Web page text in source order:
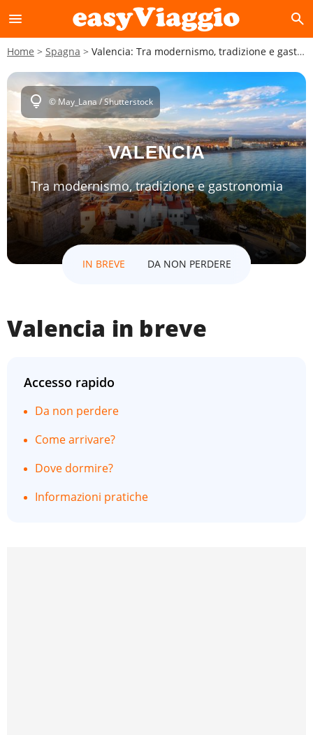
menu search
Home Spagna Valencia: Tra modernismo, tradizione e gastronomia
lightbulb © May_Lana / Shutterstock
VALENCIA
Tra modernismo, tradizione e gastronomia
IN BREVE DA NON PERDERE
Valencia in breve
Accesso rapido
Da non perdere
Come arrivare?
Dove dormire?
Informazioni pratiche